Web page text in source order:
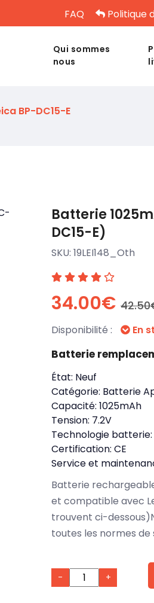
FAQ Politique
Qui sommes
nous
BP-DC15-E
Batterie
DC15-E)
SKU: 19LEI148_Oth
34.00€
Disponibilité : En
Batterie
État: Neuf
Catégorie: Batterie
Capacité: 1025mAh
Tension: 7.2V
Technologie batterie:
Certification: CE
Service et
Batterie
et compatible avec
trouvent ci-
toutes les normes
- +